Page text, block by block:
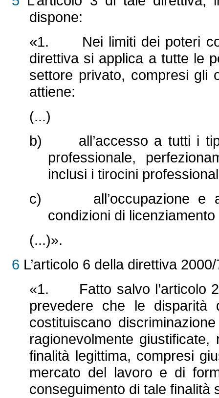
dispone:
«1. Nei limiti dei poteri
direttiva si applica a tutte le
settore privato, compresi gli
attiene:
(...)
b) all’accesso a tutti i tipi
professionale,
inclusi i tirocini
c) all’occupazione e
condizioni di
(...)».
6 L’articolo 6 della direttiva
«1. Fatto salvo l’articolo 2,
prevedere che le disparità
costituiscano
ragionevolmente
finalità legittima, compresi
mercato del lavoro e di
conseguimento di tale finalità